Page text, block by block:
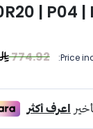
| P04 |
Price
774.92